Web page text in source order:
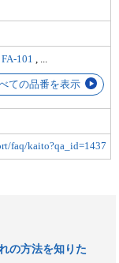
,FA-101
ての品番を表示
faq/kaito?qa_id=1437
の方法を知りた